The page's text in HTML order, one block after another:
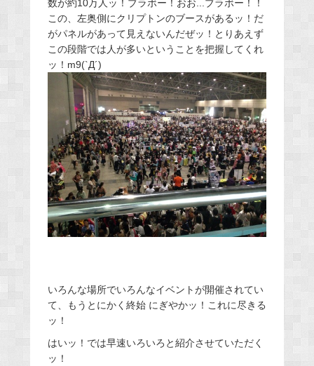
数が約10万人ッ！ブラボー！おお...ブラボー！！
この、左奥側にクリプトンのブースがあるッ！だ
がパネルがあって見えないんだぜッ！とりあえず
この段階では人が多いということを把握してくれ
ッ！m9(`Д´)
いろんな場所でいろんなイベントが開催されてい
て、もうとにかく終始 にぎやかッ！これに尽きる
ッ！
はいッ！では早速いろいろと紹介させていただく
ッ！